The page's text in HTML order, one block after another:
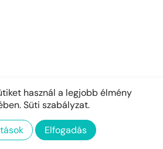
használ a legjobb élmény
Süti szabályzat.
Elfogadás